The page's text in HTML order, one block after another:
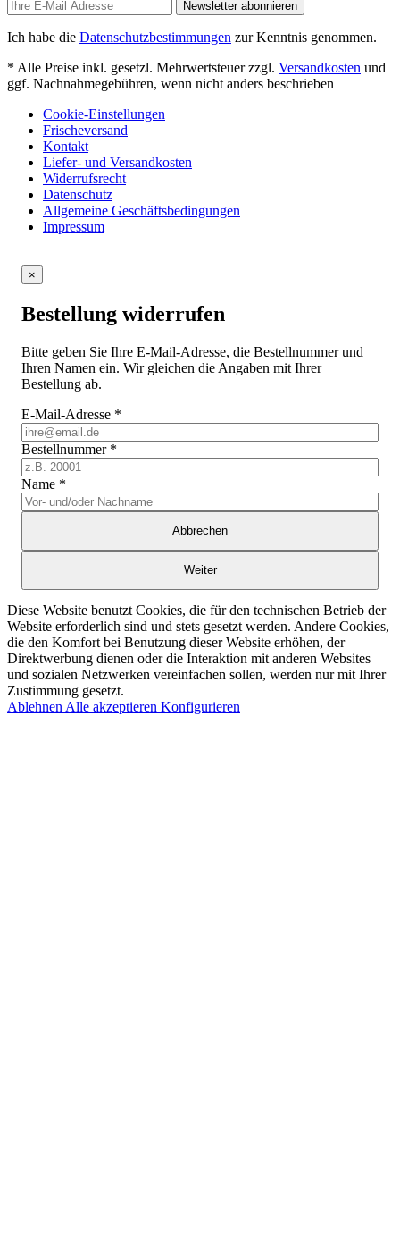
Newsletter abonnieren
Ich habe die Datenschutzbestimmungen zur Kenntnis genommen.
* Alle Preise inkl. gesetzl. Mehrwertsteuer zzgl. Versandkosten und
ggf. Nachnahmegebühren, wenn nicht anders beschrieben
Cookie-Einstellungen
Frischeversand
Kontakt
Liefer- und Versandkosten
Widerrufsrecht
Datenschutz
Allgemeine Geschäftsbedingungen
Impressum
×
Bestellung widerrufen
Bitte geben Sie Ihre E-Mail-Adresse, die Bestellnummer und
Ihren Namen ein. Wir gleichen die Angaben mit Ihrer
Bestellung ab.
E-Mail-Adresse *
Bestellnummer *
Name *
Abbrechen
Weiter
Diese Website benutzt Cookies, die für den technischen Betrieb der
Website erforderlich sind und stets gesetzt werden. Andere Cookies,
die den Komfort bei Benutzung dieser Website erhöhen, der
Direktwerbung dienen oder die Interaktion mit anderen Websites
und sozialen Netzwerken vereinfachen sollen, werden nur mit Ihrer
Zustimmung gesetzt.
Ablehnen Alle akzeptieren Konfigurieren